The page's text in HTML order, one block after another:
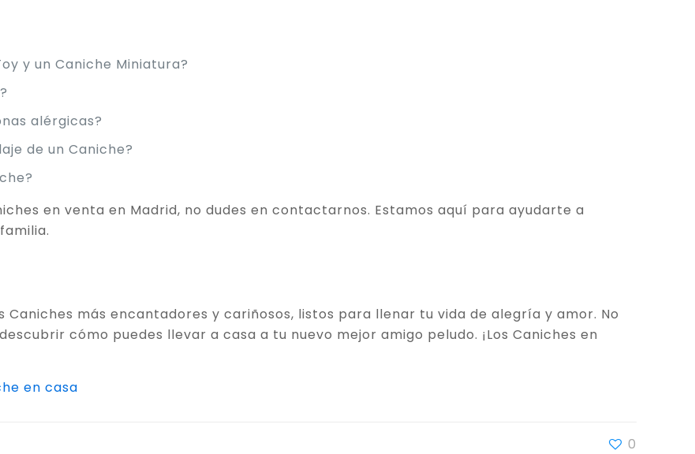
y un Caniche Miniatura?
alérgicas?
de un Caniche?
en venta en Madrid, no dudes en contactarnos. Estamos aquí para ayudarte a
más encantadores y cariñosos, listos para llenar tu vida de alegría y amor. No
cómo puedes llevar a casa a tu nuevo mejor amigo peludo. ¡Los Caniches en
en casa
0